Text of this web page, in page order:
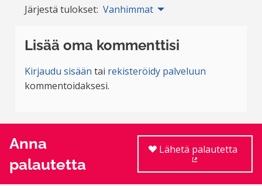
Järjestä tulokset: Vanhimmat
Lisää oma kommenttisi
Kirjaudu sisään tai rekisteröidy palveluun
kommentoidaksesi.
Anna
palautetta
Lähetä palautetta